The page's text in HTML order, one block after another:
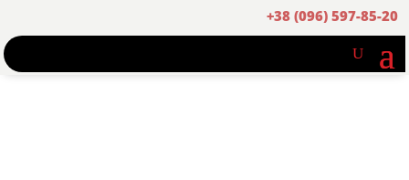
+38 (096) 597-85-20